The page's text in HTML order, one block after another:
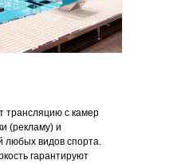
трансляцию с камер
(рекламу) и
любых видов спорта.
гарантируют